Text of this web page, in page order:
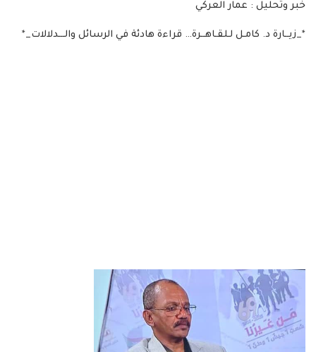
خبر وتحليل : عمار العركي
*_زيــارة د. كامـل لـلقـاهــرة… قراءة هادئة في الرسائل والـــدلالات_*